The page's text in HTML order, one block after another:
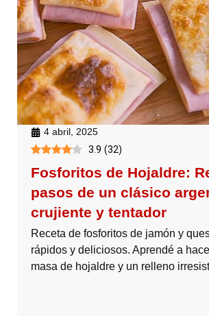
4 abril, 2025
3.9 (32)
Fosforitos de Hojaldre:
pasos de un clásico
crujiente y tentador
Receta de fosforitos de jamón y
rápidos y deliciosos. Aprendé a
masa de hojaldre y un relleno